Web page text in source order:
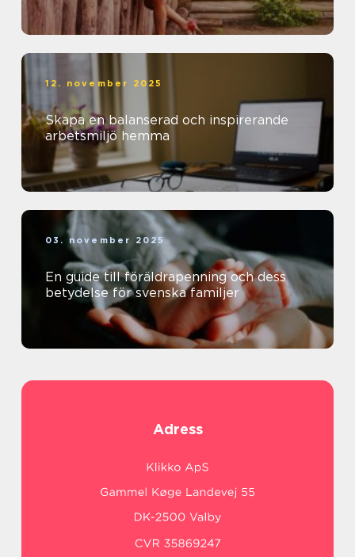
12. november 2025
Skapa en balanserad och inspirerande
arbetsmiljö hemma
03. november 2025
En guide till föräldrapenning och dess
betydelse för svenska familjer
Adress